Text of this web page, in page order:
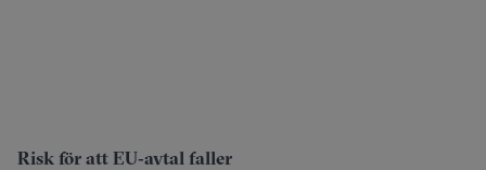
Risk för att EU‑avtal faller